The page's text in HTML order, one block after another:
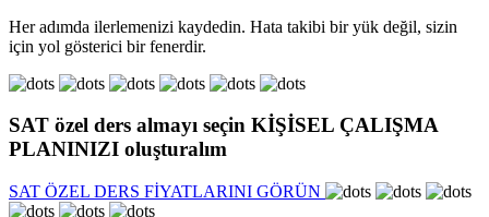
Her adımda ilerlemenizi kaydedin. Hata takibi bir yük değil, sizin
için yol gösterici bir fenerdir.
SAT özel ders almayı seçin KİŞİSEL ÇALIŞMA
PLANINIZI oluşturalım
SAT ÖZEL DERS FİYATLARINI GÖRÜN